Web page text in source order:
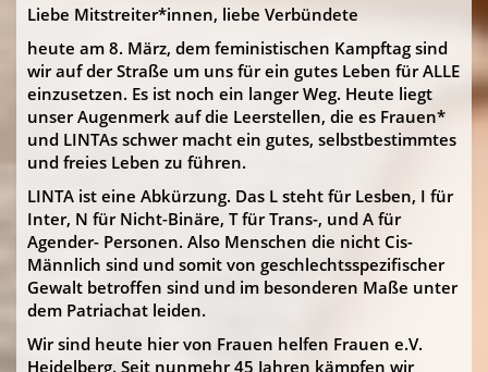
Liebe Mitstreiter*innen, liebe Verbündete
heute am 8. März, dem feministischen Kampftag sind
wir auf der Straße um uns für ein gutes Leben für ALLE
einzusetzen. Es ist noch ein langer Weg. Heute liegt
unser Augenmerk auf die Leerstellen, die es Frauen*
und LINTAs schwer macht ein gutes, selbstbestimmtes
und freies Leben zu führen.
LINTA ist eine Abkürzung. Das L steht für Lesben, I für
Inter, N für Nicht-Binäre, T für Trans-, und A für
Agender- Personen. Also Menschen die nicht Cis-
Männlich sind und somit von geschlechtsspezifischer
Gewalt betroffen sind und im besonderen Maße unter
dem Patriachat leiden.
Wir sind heute hier von Frauen helfen Frauen e.V.
Heidelberg. Seit nunmehr 45 Jahren kämpfen wir